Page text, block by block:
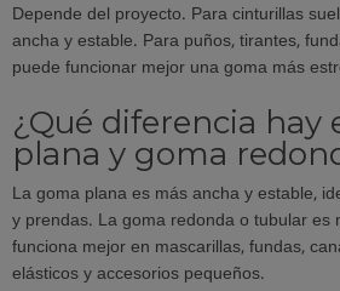
Depende del proyecto. Para cinturillas
ancha y estable. Para puños, tirantes,
puede funcionar mejor una goma más
¿Qué diferencia hay
plana y goma
La goma plana es más ancha y estable,
y prendas. La goma redonda o tubular es
funciona mejor en mascarillas, fundas,
elásticos y accesorios pequeños.